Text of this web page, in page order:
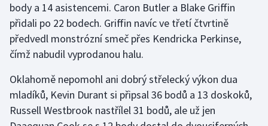
Jezdectví
Judo
Lezení
body a 14 asistencemi. Caron Butler a Blake Griffin
přidali po 22 bodech. Griffin navíc ve třetí čtvrtině
předvedl monstrózní smeč přes Kendricka Perkinse,
čímž nabudil vyprodanou halu.
Oklahomě nepomohl ani dobrý střelecký výkon dua
mladíků, Kevin Durant si připsal 36 bodů a 13 doskoků,
Russell Westbrook nastřílel 31 bodů, ale už jen